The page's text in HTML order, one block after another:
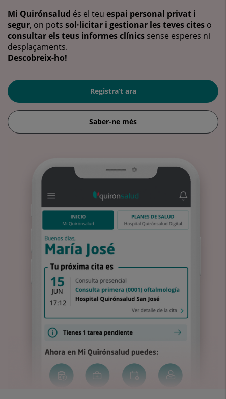
Mi Quirónsalud és el teu espai personal privat i
segur, on pots sol·licitar i gestionar les teves cites o
consultar els teus informes clínics sense esperes ni
desplaçaments.
Descobreix-ho!
Registra’t ara
Saber-ne més